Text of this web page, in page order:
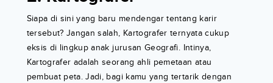
Siapa di sini yang baru mendengar tentang karir
tersebut? Jangan salah, Kartografer ternyata cukup
eksis di lingkup anak jurusan Geografi. Intinya,
Kartografer adalah seorang ahli pemetaan atau
pembuat peta. Jadi, bagi kamu yang tertarik dengan